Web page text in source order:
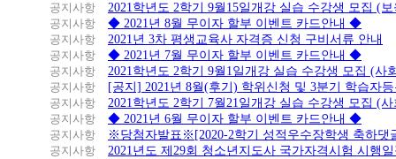
공지사항
2021학년도 2학기 9월15일개강 실습 수강생 모집 (
공지사항
◆ 2021년 8월 무이자 할부 이벤트 카드안내 ◆
공지사항
2021년 3차 평생교육사 자격증 신청 구비서류 안내
공지사항
◆ 2021년 7월 무이자 할부 이벤트 카드안내 ◆
공지사항
2021학년도 2학기 9월1일개강 실습 수강생 모집 (사
공지사항
[공지] 2021년 8월(후기) 학위신청 및 3분기 학습자
공지사항
2021학년도 2학기 7월21일개강 실습 수강생 모집 (
공지사항
◆ 2021년 6월 무이자 할부 이벤트 카드안내 ◆
공지사항
※당첨자발표※[2020-2학기 성적우수장학생 축하댓
공지사항
2021년도 제29회 청소년지도사 국가자격시험 시행